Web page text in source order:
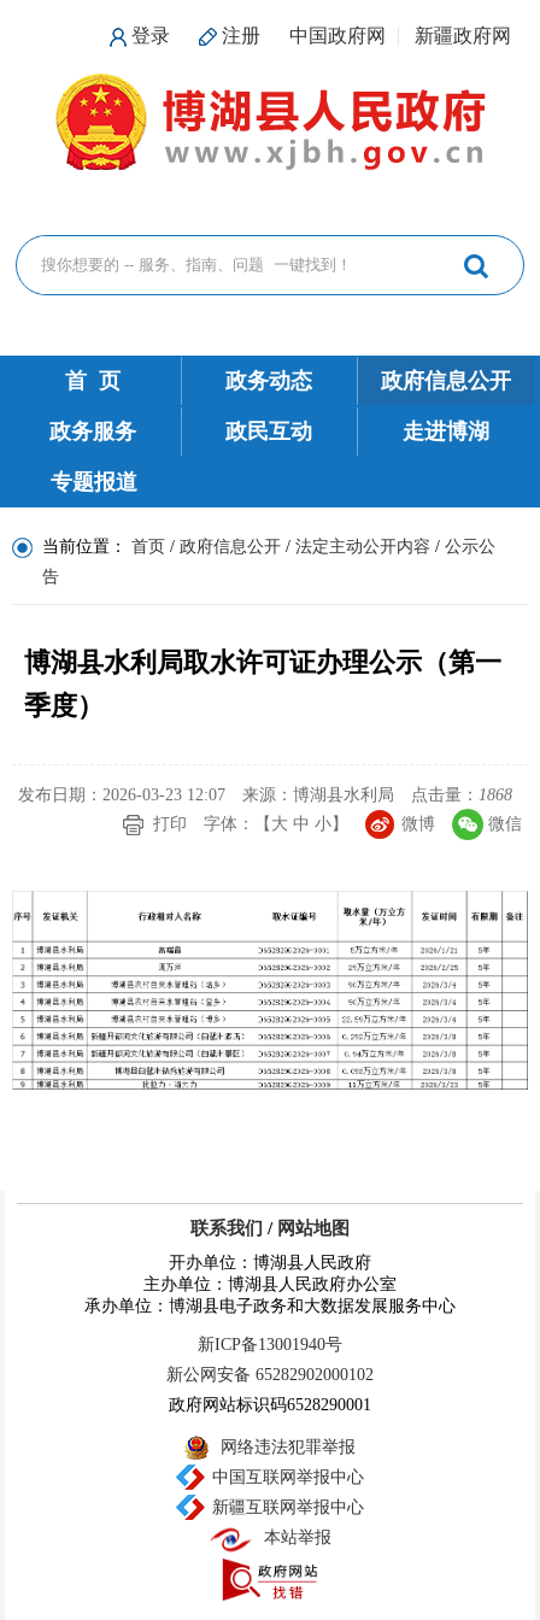
登录 注册 中国政府网 新疆政府网
首 页 政务动态 政府信息公开
政务服务 政民互动 走进博湖
专题报道
当前位置： 首页 / 政府信息公开 / 法定主动公开内容 / 公示公
告
博湖县水利局取水许可证办理公示（第一
季度）
发布日期：2026-03-23 12:07 来源：博湖县水利局 点击量： 1868
打印
字体：【 大 中 小】 微博 微信
联系我们 / 网站地图
开办单位：博湖县人民政府
主办单位：博湖县人民政府办公室
承办单位：博湖县电子政务和大数据发展服务中心
新ICP备13001940号
新公网安备 65282902000102
政府网站标识码6528290001
网络违法犯罪举报
中国互联网举报中心
新疆互联网举报中心
本站举报